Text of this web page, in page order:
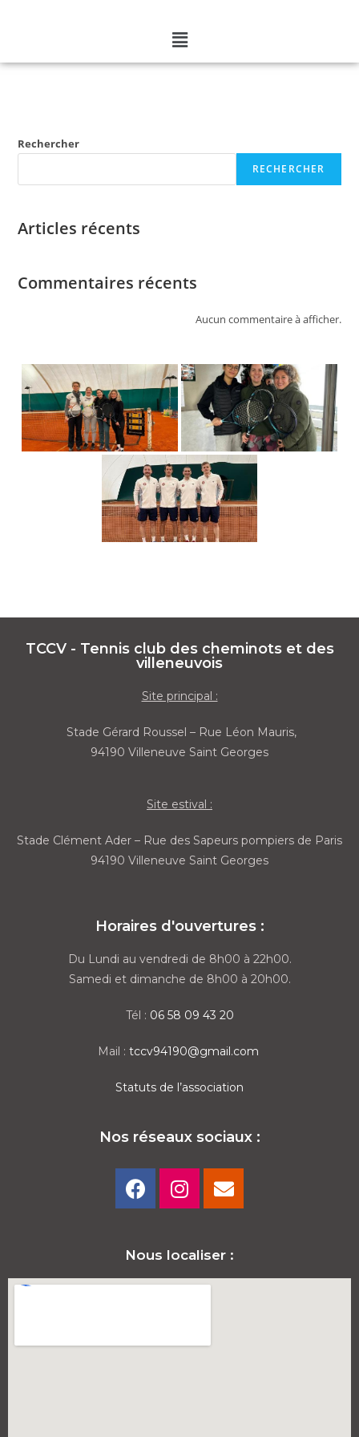
Rechercher
RECHERCHER
Articles récents
Commentaires récents
Aucun commentaire à afficher.
TCCV - Tennis club des cheminots et des
villeneuvois
Site principal :
Stade Gérard Roussel – Rue Léon Mauris,
94190 Villeneuve Saint Georges
Site estival :
Stade Clément Ader – Rue des Sapeurs pompiers de Paris
94190 Villeneuve Saint Georges
Horaires d'ouvertures :
Du Lundi au vendredi de 8h00 à 22h00.
Samedi et dimanche de 8h00 à 20h00.
Tél : 06 58 09 43 20
Mail : tccv94190@gmail.com
Statuts de l’association
Nos réseaux sociaux :
Nous localiser :